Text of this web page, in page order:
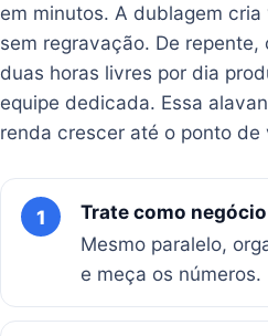
em minutos. A dublagem
sem regravação. De
duas horas livres por dia
equipe dedicada. Essa
renda crescer até o ponto de
1
Trate como
Mesmo paralelo,
e meça os números.